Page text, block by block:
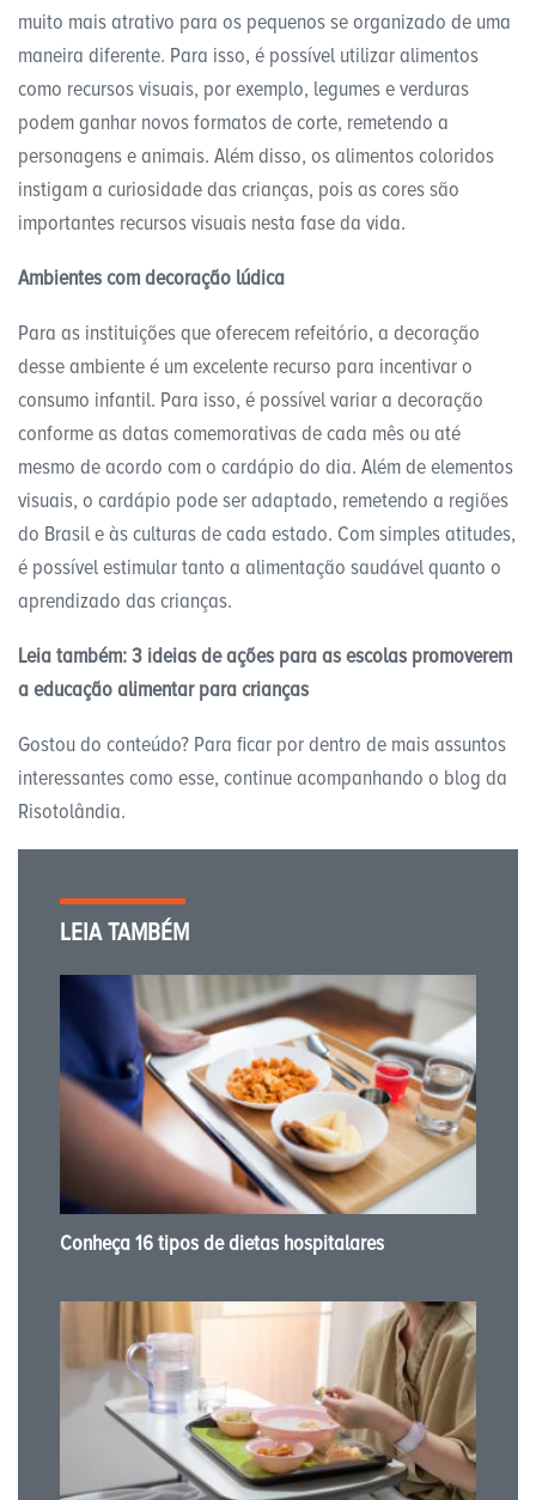
muito mais atrativo para os pequenos se organizado de uma
maneira diferente. Para isso, é possível utilizar alimentos
como recursos visuais, por exemplo, legumes e verduras
podem ganhar novos formatos de corte, remetendo a
personagens e animais. Além disso, os alimentos coloridos
instigam a curiosidade das crianças, pois as cores são
importantes recursos visuais nesta fase da vida.
Ambientes com decoração lúdica
Para as instituições que oferecem refeitório, a decoração
desse ambiente é um excelente recurso para incentivar o
consumo infantil. Para isso, é possível variar a decoração
conforme as datas comemorativas de cada mês ou até
mesmo de acordo com o cardápio do dia. Além de elementos
visuais, o cardápio pode ser adaptado, remetendo a regiões
do Brasil e às culturas de cada estado. Com simples atitudes,
é possível estimular tanto a alimentação saudável quanto o
aprendizado das crianças.
Leia também:3 ideias de ações para as escolas promoverem
a educação alimentar para crianças
Gostou do conteúdo? Para ficar por dentro de mais assuntos
interessantes como esse, continue acompanhando o blog da
Risotolândia.
LEIA TAMBÉM
Conheça 16 tipos de dietas hospitalares